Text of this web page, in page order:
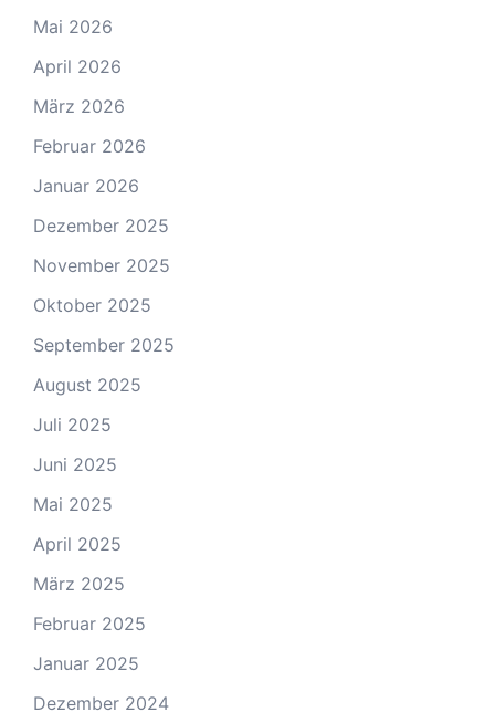
Mai 2026
April 2026
März 2026
Februar 2026
Januar 2026
Dezember 2025
November 2025
Oktober 2025
September 2025
August 2025
Juli 2025
Juni 2025
Mai 2025
April 2025
März 2025
Februar 2025
Januar 2025
Dezember 2024